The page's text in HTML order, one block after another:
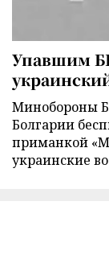
Упавшим
Минобороны
Болгарии
приманкой
украинские